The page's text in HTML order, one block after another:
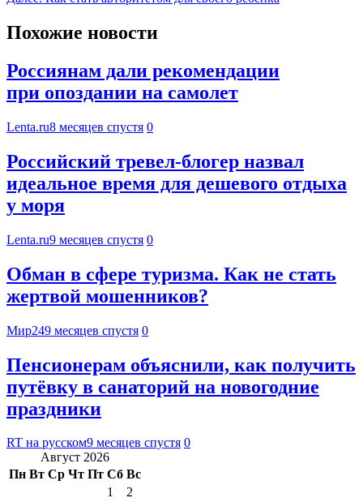
Похожие новости
Россиянам дали рекомендации
при опоздании на самолет
Lenta.ru8 месяцев спустя 0
Российский тревел-блогер назвал
идеальное время для дешевого отдыха
у моря
Lenta.ru9 месяцев спустя 0
Обман в сфере туризма. Как не стать
жертвой мошенников?
Мир249 месяцев спустя 0
Пенсионерам объяснили, как получить
путёвку в санаторий на новогодние
праздники
RT на русском9 месяцев спустя 0
Август 2026
Пн Вт Ср Чт Пт Сб Вс
1
2